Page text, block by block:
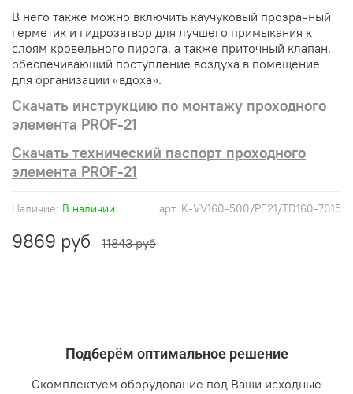
арт. K-VV160-500/PF21/TD160-7015
Наличие: В наличии
9869 руб 11843 руб
В него также можно включить каучуковый прозрачный
герметик и гидрозатвор для лучшего примыкания к
слоям кровельного пирога, а также приточный клапан,
обеспечивающий поступление воздуха в помещение
для организации «вдоха».
Скачать инструкцию по монтажу проходного
элемента PROF-21
Скачать технический паспорт проходного
элемента PROF-21
Подберём оптимальное решение
Скомплектуем оборудование под Ваши исходные